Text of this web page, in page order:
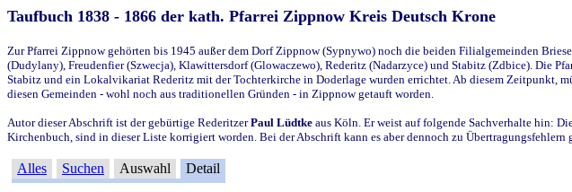
Taufbuch 1838 - 1866 der kath. Pfarrei Zippnow Kreis Deutsch Krone
Zur Pfarrei Zippnow gehörten bis 1945 außer dem Dorf Zippnow (Sypnywo) noch die beiden Filialgemeinden
(Dudylany), Freudenfier (Szwecja), Klawittersdorf (Glowaczewo), Rederitz (Nadarzyce) und Stabitz (Zdbice). Die
Stabitz und ein Lokalvikariat Rederitz mit der Tochterkirche in Doderlage wurden errichtet. Ab diesem Zeitpunkt,
diesen Gemeinden - wohl noch aus traditionellen Gründen - in Zippnow getauft worden.
Autor dieser Abschrift ist der gebürtige RederitzerPaul Lüdtke aus Köln. Er weist auf folgende Sachverhalte hin:
Kirchenbuch, sind in dieser Liste korrigiert worden. Bei der Abschrift kann es aber dennoch zu
Alles Suchen Auswahl Detail